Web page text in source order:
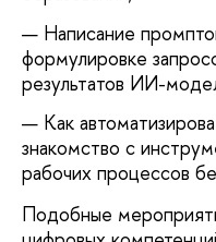
Написание
формулировке
результатов ИИ-
Как
знакомство с
рабочих процессов
Подобные